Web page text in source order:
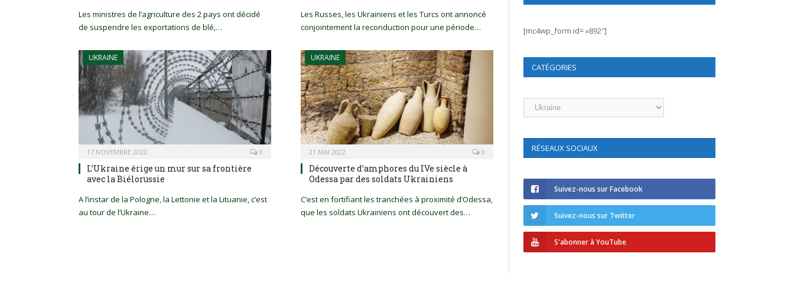
Les ministres de l’agriculture des 2 pays ont décidé
de suspendre les exportations de blé,…
Les Russes, les Ukrainiens et les Turcs ont annoncé
conjointement la reconduction pour une période…
UKRAINE
17 NOVEMBRE 2022 0
L’Ukraine érige un mur sur sa frontière
avec la Biélorussie
A l’instar de la Pologne, la Lettonie et la Lituanie, c’est
au tour de l’Ukraine…
UKRAINE
21 MAI 2022 0
Découverte d’amphores du IVe siècle à
Odessa par des soldats Ukrainiens
C’est en fortifiant les tranchées à proximité d’Odessa,
que les soldats Ukrainiens ont découvert des…
[mc4wp_form id= »892″]
CATÉGORIES
Catégories
RÉSEAUX SOCIAUX
Suivez-nous sur Facebook
Suivez-nous sur Twitter
S'abonner à YouTube